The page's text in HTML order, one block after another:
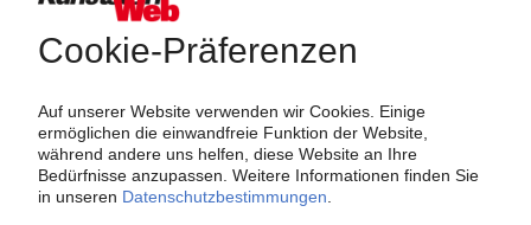
Namen und Köpfe
1.839
Branche
11
Kommentare
42
Interviews
16
In eigener Sache